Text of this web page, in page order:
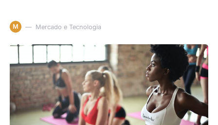
M Mercado e Tecnologia